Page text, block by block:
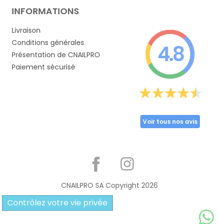
INFORMATIONS
Livraison
Conditions générales
Présentation de CNAILPRO
Paiement sécurisé
4.8
Voir tous nos avis
CNAILPRO SA Copyright 2026
Contrôlez votre vie privée